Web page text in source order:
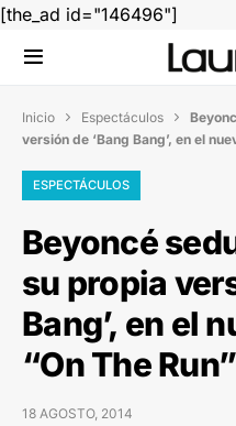
[the_ad id="146496"]
Inicio  Espectáculos 
versión de ‘Bang Bang’, en el
ESPECTÁCULOS
Beyoncé
su propia
Bang’, en el
“On The Run”
18 AGOSTO, 2014